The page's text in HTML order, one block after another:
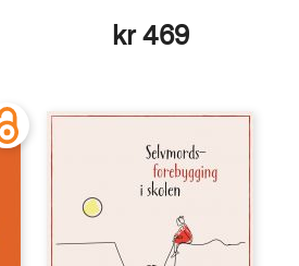
kr 469